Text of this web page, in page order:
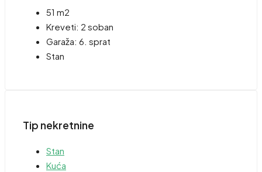
51 m2
Kreveti: 2 soban
Garaža: 6. sprat
Stan
Tip nekretnine
Stan
Kuća